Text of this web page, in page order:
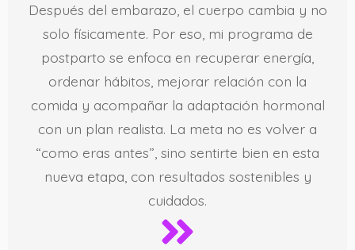
Después del embarazo, el cuerpo cambia y no
solo físicamente. Por eso, mi programa de
postparto se enfoca en recuperar energía,
ordenar hábitos, mejorar relación con la
comida y acompañar la adaptación hormonal
con un plan realista. La meta no es volver a
“como eras antes”, sino sentirte bien en esta
nueva etapa, con resultados sostenibles y
cuidados.